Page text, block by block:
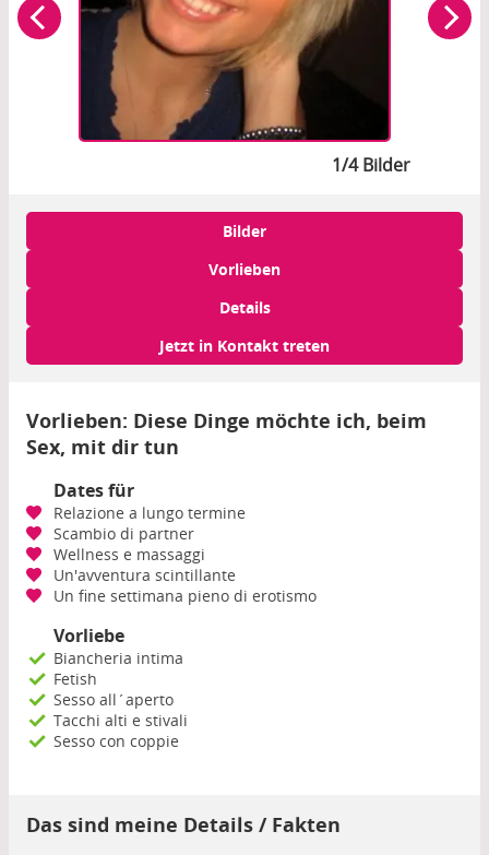
1/4 Bilder
Bilder
Vorlieben
Details
Jetzt in Kontakt treten
Vorlieben: Diese Dinge möchte ich, beim
Sex, mit dir tun
Dates für
Relazione a lungo termine
Scambio di partner
Wellness e massaggi
Un'avventura scintillante
Un fine settimana pieno di erotismo
Vorliebe
Biancheria intima
Fetish
Sesso all´aperto
Tacchi alti e stivali
Sesso con coppie
Das sind meine Details / Fakten